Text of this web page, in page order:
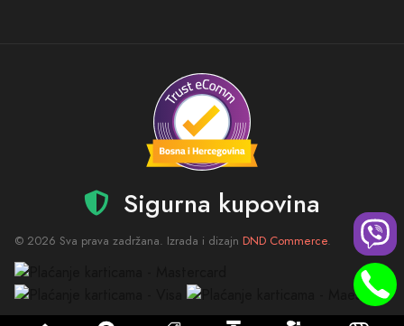
Sigurna kupovina
© 2026 Sva prava zadržana. Izrada i dizajn DND Commerce.